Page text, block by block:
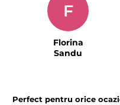
Perfect pentru orice
F
Florina
Sandu